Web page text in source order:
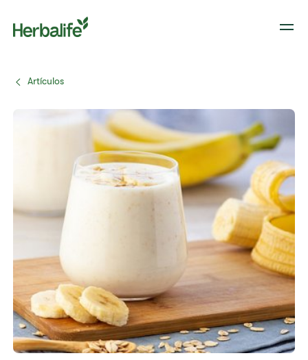
Artículos